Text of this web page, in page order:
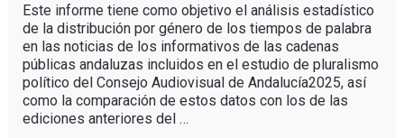
Este informe tiene como objetivo el análisis estadístico
de la distribución por género de los tiempos de palabra
en las noticias de los informativos de las cadenas
públicas andaluzas incluidos en el estudio de pluralismo
político del Consejo Audiovisual de Andalucía2025, así
como la comparación de estos datos con los de las
ediciones anteriores del …